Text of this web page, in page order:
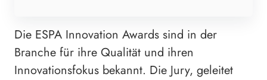
Die ESPA Innovation Awards sind in der
Branche für ihre Qualität und ihren
Innovationsfokus bekannt. Die Jury, geleitet